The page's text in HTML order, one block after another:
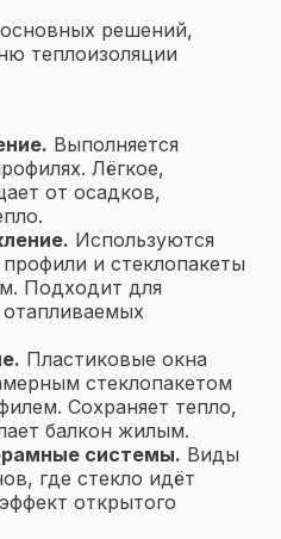
решений,
теплоизоляции
Выполняется
Лёгкое,
от осадков,
Используются
и стеклопакеты
Подходит для
Пластиковые окна
стеклопакетом
Сохраняет тепло,
балкон жилым.
системы. Виды
где стекло идёт
открытого